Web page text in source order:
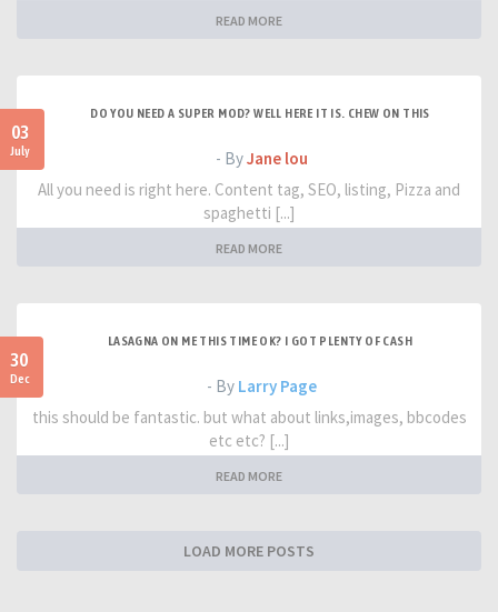
READ MORE
03
July
DO YOU NEED A SUPER MOD? WELL HERE IT IS. CHEW ON THIS
- ByJane lou
All you need is right here. Content tag, SEO, listing, Pizza and
spaghetti [...]
READ MORE
30
Dec
LASAGNA ON ME THIS TIME OK? I GOT PLENTY OF CASH
- By Larry Page
this should be fantastic. but what about links,images, bbcodes
etc etc? [...]
READ MORE
LOAD MORE POSTS